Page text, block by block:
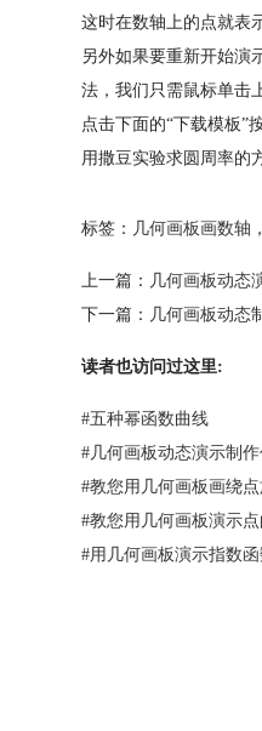
这时在数轴上的点就表
另外如果要重新开始演
法，我们只需鼠标单击
点击下面的“下载模板”
用撒豆实验求圆周率的
标签： 几何画板画数轴 ，
上一篇： 几何画板动态
下一篇： 几何画板动态
读者也访问过这里:
#五种幂函数曲线
#几何画板动态演示制
#教您用几何画板画绕
#教您用几何画板演示
#用几何画板演示指数